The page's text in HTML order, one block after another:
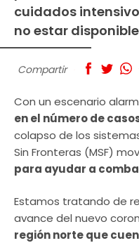
cuidados
no estar
Compartir
Con un escenario
en el número de
colapso de los
Sin Fronteras (MSF)
para ayudar a
Estamos tratando de
avance del nuevo
región norte que